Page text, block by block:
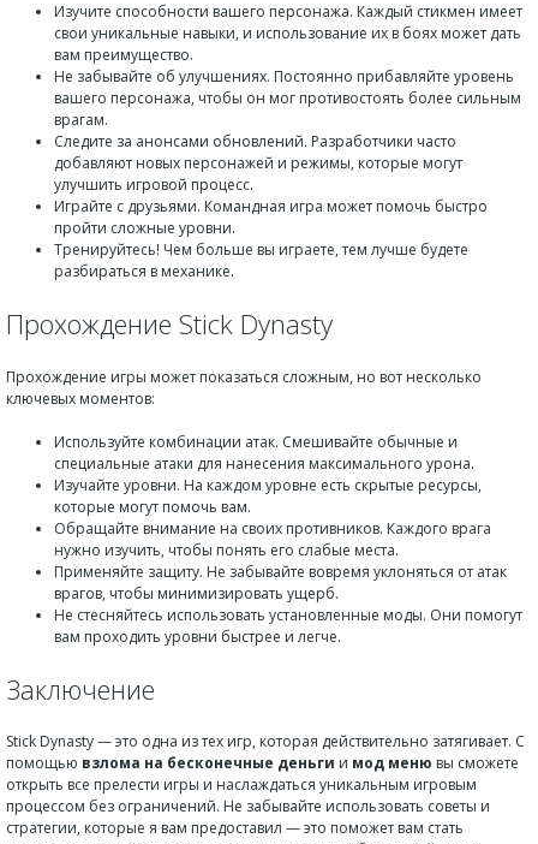
Изучите способности вашего персонажа. Каждый стикмен имеет
свои уникальные навыки, и использование их в боях может дать
вам преимущество.
Не забывайте об улучшениях. Постоянно прибавляйте уровень
вашего персонажа, чтобы он мог противостоять более сильным
врагам.
Следите за анонсами обновлений. Разработчики часто
добавляют новых персонажей и режимы, которые могут
улучшить игровой процесс.
Играйте с друзьями. Командная игра может помочь быстро
пройти сложные уровни.
Тренируйтесь! Чем больше вы играете, тем лучше будете
разбираться в механике.
Прохождение Stick Dynasty
Прохождение игры может показаться сложным, но вот несколько
ключевых моментов:
Используйте комбинации атак. Смешивайте обычные и
специальные атаки для нанесения максимального урона.
Изучайте уровни. На каждом уровне есть скрытые ресурсы,
которые могут помочь вам.
Обращайте внимание на своих противников. Каждого врага
нужно изучить, чтобы понять его слабые места.
Применяйте защиту. Не забывайте вовремя уклоняться от атак
врагов, чтобы минимизировать ущерб.
Не стесняйтесь использовать установленные моды. Они помогут
вам проходить уровни быстрее и легче.
Заключение
Stick Dynasty — это одна из тех игр, которая действительно затягивает. С
помощью взлома на бесконечные деньги и мод меню вы сможете
открыть все прелести игры и наслаждаться уникальным игровым
процессом без ограничений. Не забывайте использовать советы и
стратегии, которые я вам предоставил — это поможет вам стать